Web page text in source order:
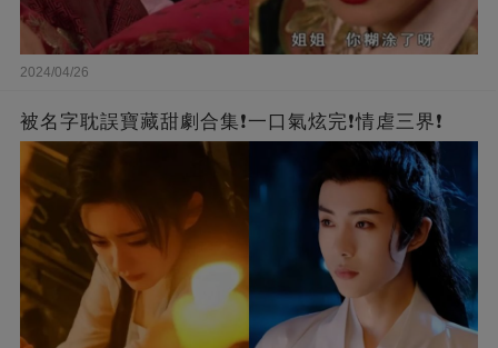
2024/04/26
被名字耽誤寶藏甜劇合集❗一口氣炫完❗情虐三界❗